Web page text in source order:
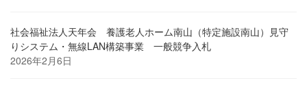
社会福祉法人天年会 養護老人ホーム南山（特定施設南山）見守
りシステム・無線LAN構築事業 一般競争入札
2026年2月6日